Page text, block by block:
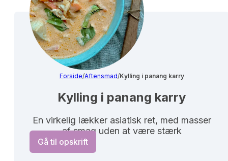
Forside/Aftensmad/Kylling i panang karry
Kylling i panang karry
En virkelig lækker asiatisk ret, med masser
af smag uden at være stærk
Gå til opskrift